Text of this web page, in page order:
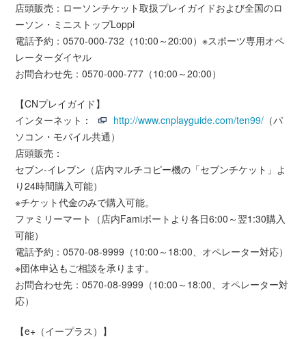
店頭販売：ローソンチケット取扱プレイガイドおよび全国のロ
ーソン・ミニストップLoppi
電話予約：0570-000-732（10:00～20:00）※スポーツ専用オペ
レーターダイヤル
お問合わせ先：0570-000-777（10:00～20:00）
【CNプレイガイド】
インターネット：
http://www.cnplayguide.com/ten99/ （パ
ソコン・モバイル共通）
店頭販売：
セブン-イレブン（店内マルチコピー機の「セブンチケット」よ
り24時間購入可能）
※チケット代金のみで購入可能。
ファミリーマート（店内Famiポートより各日6:00～翌1:30購入
可能）
電話予約：0570-08-9999（10:00～18:00、オペレーター対応）
※団体申込もご相談を承ります。
お問合わせ先：0570-08-9999（10:00～18:00、オペレーター対
応）
【e+（イープラス）】